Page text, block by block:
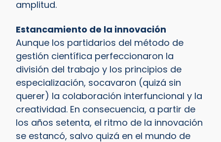
amplitud.
Estancamiento de la innovación
Aunque los partidarios del método de
gestión científica perfeccionaron la
división del trabajo y los principios de
especialización, socavaron (quizá sin
querer) la colaboración interfuncional y la
creatividad. En consecuencia, a partir de
los años setenta, el ritmo de la innovación
se estancó, salvo quizá en el mundo de